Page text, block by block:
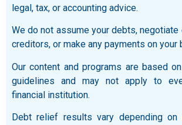
legal, tax, or accounting advice.
We do not assume your debts,
creditors, or make any payments on your
Our content and programs are based
guidelines and may not apply to
financial institution.
Debt relief results vary depending on